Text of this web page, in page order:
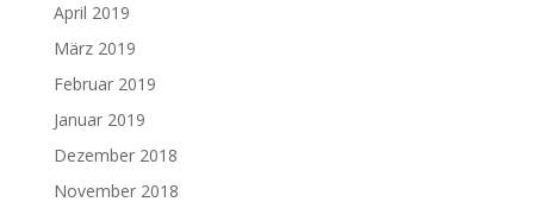
April 2019
März 2019
Februar 2019
Januar 2019
Dezember 2018
November 2018